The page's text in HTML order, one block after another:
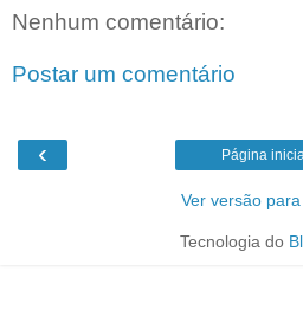
Nenhum comentário:
Postar um comentário
‹ Página
Ver versão
Tecnologia do